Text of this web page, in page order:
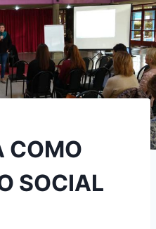
COMO
SOCIAL